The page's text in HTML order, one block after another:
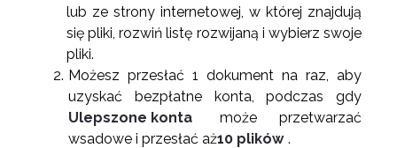
lub ze strony internetowej, w której znajdują
się pliki, rozwiń listę rozwijaną i wybierz swoje
pliki.
Możesz przesłać 1 dokument na raz, aby
uzyskać bezpłatne konta, podczas gdy
Ulepszone konta
może przetwarzać
wsadowe i przesłać aż10 plików .